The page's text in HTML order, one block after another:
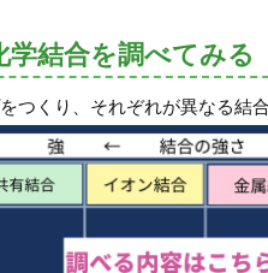
学結合を調べてみる
つくり、それぞれが異なる結